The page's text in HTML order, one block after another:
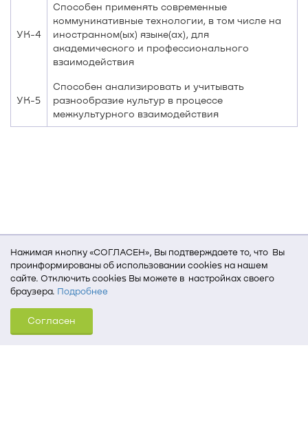
Нажимая кнопку «СОГЛАСЕН», Вы подтверждаете то, что Вы
проинформированы об использовании cookies на нашем
сайте. Отключить cookies Вы можете в настройках своего
браузера. Подробнее
Для того, чтобы мы могли качественно предоставить Вам
услуги, мы используем cookies, которые сохраняются
на Вашем компьютере (Сведения о местоположении; ip-адрес;
Согласен
УК-4
Способен применять современные
коммуникативные технологии, в том числе на
иностранном(ых) языке(ах), для
академического и профессионального
взаимодействия
УК-5
Способен анализировать и учитывать
разнообразие культур в процессе
межкультурного взаимодействия